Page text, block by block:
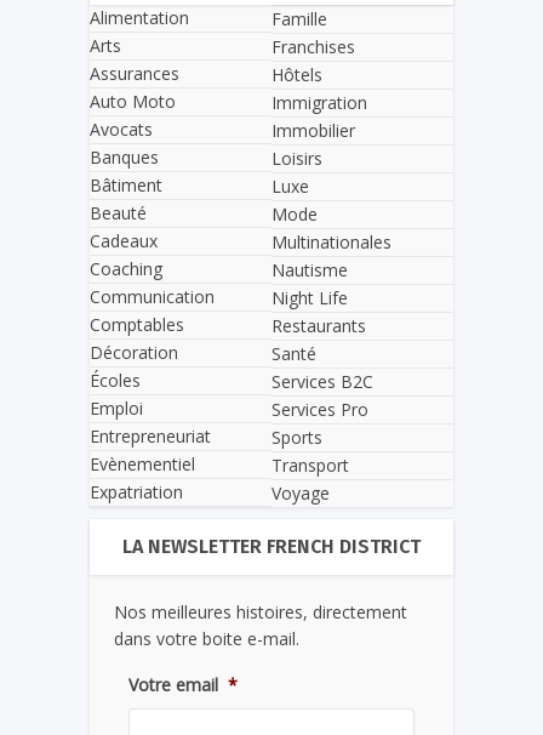
Alimentation
Arts
Assurances
Auto Moto
Avocats
Banques
Bâtiment
Beauté
Cadeaux
Coaching
Communication
Comptables
Décoration
Écoles
Emploi
Entrepreneuriat
Evènementiel
Expatriation
Famille
Franchises
Hôtels
Immigration
Immobilier
Loisirs
Luxe
Mode
Multinationales
Nautisme
Night Life
Restaurants
Santé
Services B2C
Services Pro
Sports
Transport
Voyage
LA NEWSLETTER FRENCH DISTRICT
Nos meilleures histoires, directement
dans votre boite e-mail.
Votre email *